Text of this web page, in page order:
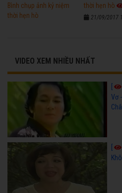
thời hẹn hò
21/09/2017
VIDEO XEM NHIỀU NHẤT
[
Vơ